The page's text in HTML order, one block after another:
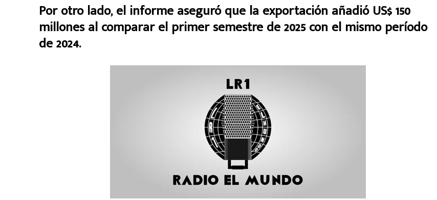
Por otro lado, el informe aseguró que la exportación añadió US$ 150
millones al comparar el primer semestre de 2025 con el mismo período
de 2024.